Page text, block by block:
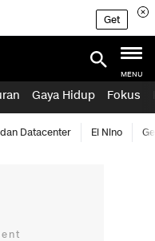
Get
MENU
Gaya Hidup Fokus
Datacenter El Nino